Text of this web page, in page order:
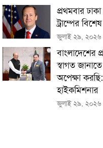
প্রথমবার
ট্রাম্পের
জুলাই ২৯, ২০২৬
বাংলাদেশের
স্বাগত
অপেক্ষা
হাইকমিশনার
জুলাই ২৯, ২০২৬